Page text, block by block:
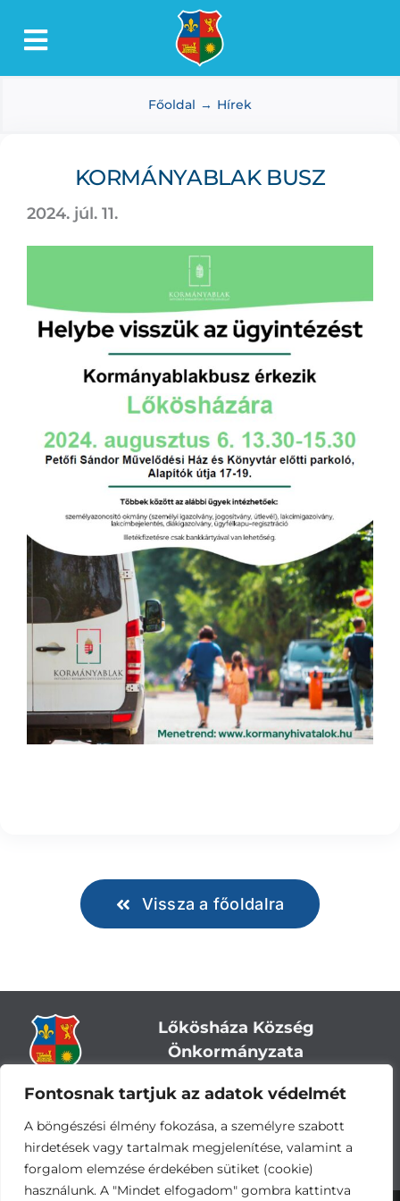
Fontosnak tartjuk az adatok védelmét
A böngészési élmény fokozása, a személyre szabott
hirdetések vagy tartalmak megjelenítése, valamint a
forgalom elemzése érdekében sütiket (cookie)
használunk. A "Mindet elfogadom" gombra kattintva
Toggle
Lőkösháza
Dokumentumtár
Média
Főoldal Hírek
KORMÁNYABLAK BUSZ
2024. júl. 11.
Vissza a főoldalra
Lőkösháza Község
Önkormányzata
Cím:5743 Lőkösháza, Eleki út 28.
Központi telefonszám:+36 66 244-244
E-mail: titkarsag@lokoshaza.hu
Hivatali Kapu: JZO28